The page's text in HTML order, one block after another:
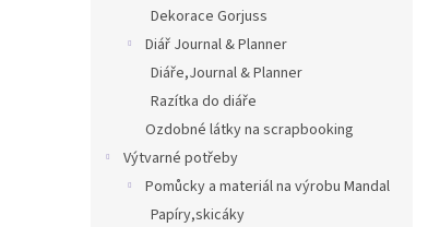
Dekorace Gorjuss
Diář Journal & Planner
Diáře,Journal & Planner
Razítka do diáře
Ozdobné látky na scrapbooking
Výtvarné potřeby
Pomůcky a materiál na výrobu Mandal
Papíry,skicáky